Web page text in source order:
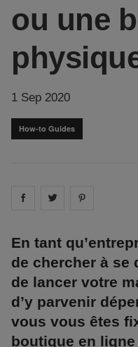
ou une
1 Sep 2020
How-to Guides
Share on facebook
Share on
En tant
de chercher à se
de lancer votre
d’y parvenir
vous vous êtes
boutique en